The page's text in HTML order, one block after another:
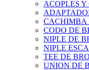
ACOPLES
CACHIMBA
CODO DE
NIPLE DE
NIPLE
TEE DE
UNION DE